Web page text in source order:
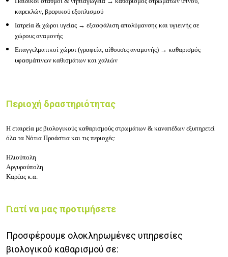
καρεκλών, βρεφικού εξοπλισμού
Ιατρεία & χώροι υγείας → εξασφάλιση απολύμανσης και υγιεινής σε
χώρους αναμονής
Επαγγελματικοί χώροι (γραφεία, αίθουσες αναμονής) → καθαρισμός
υφασμάτινων καθισμάτων και χαλιών
Περιοχή δραστηριότητας
Η εταιρεία με βιολογικούς καθαρισμούς στρωμάτων & καναπέδων εξυπηρετεί
όλα τα Νότια Προάστια και τις περιοχές:
Ηλιούπολη
Αργυρούπολη
Καρέας κ.α.
Γιατί να μας προτιμήσετε
Προσφέρουμε ολοκληρωμένες υπηρεσίες
βιολογικού καθαρισμού σε: